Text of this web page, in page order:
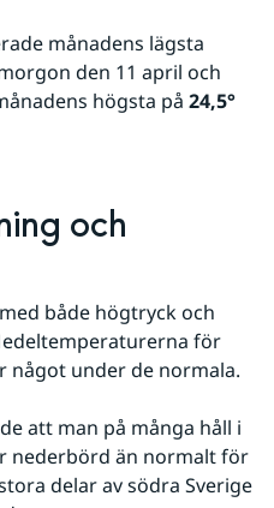
månadens lägsta
den 11 april och
högsta på 24,5°
och
både högtryck och
för
något under de normala.
att man på många håll i
nederbörd än normalt för
delar av södra Sverige